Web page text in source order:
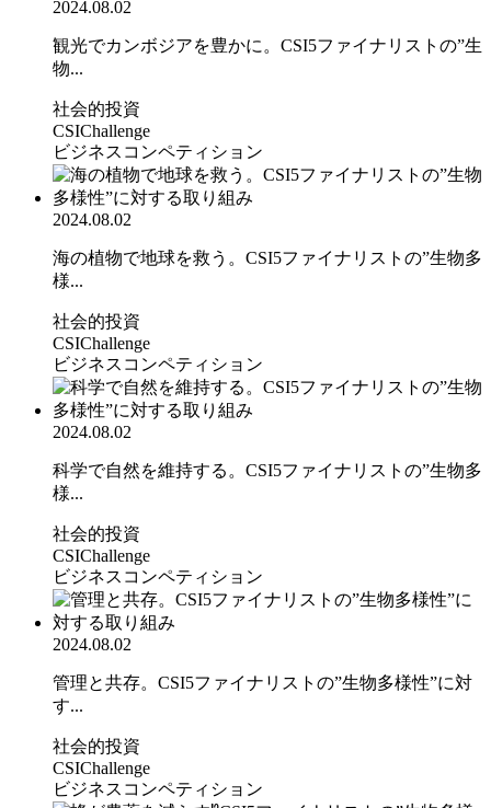
2024.08.02
観光でカンボジアを豊かに。CSI5ファイナリストの”生
物...
社会的投資
CSIChallenge
ビジネスコンペティション
2024.08.02
海の植物で地球を救う。CSI5ファイナリストの”生物多
様...
社会的投資
CSIChallenge
ビジネスコンペティション
2024.08.02
科学で自然を維持する。CSI5ファイナリストの”生物多
様...
社会的投資
CSIChallenge
ビジネスコンペティション
2024.08.02
管理と共存。CSI5ファイナリストの”生物多様性”に対
す...
社会的投資
CSIChallenge
ビジネスコンペティション